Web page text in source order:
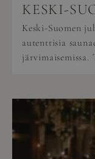
KESKI-
Keski-Suomen
autenttisia